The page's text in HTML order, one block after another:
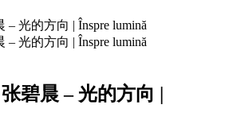
碧晨 – 光的方向 |